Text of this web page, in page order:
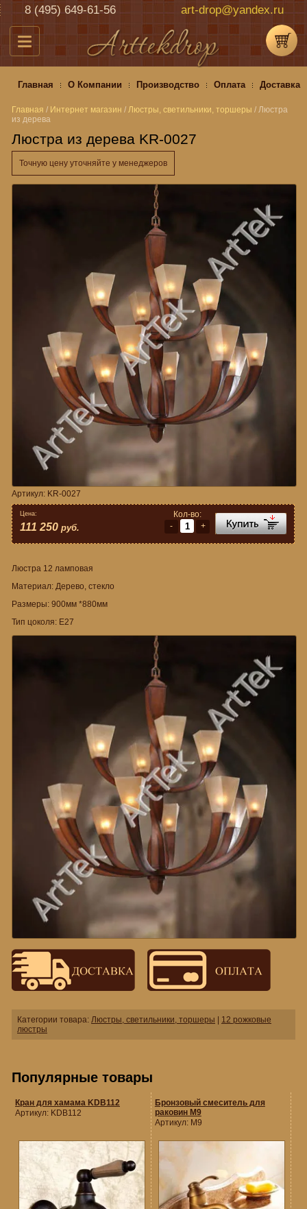
8 (495) 649-61-56 art-drop@yandex.ru
Главная О Компании Производство Оплата Доставка
Главная / Интернет магазин / Люстры, светильники, торшеры / Люстра
из дерева
Люстра из дерева KR-0027
Точную цену уточняйте у менеджеров
Артикул: KR-0027
Кол-во:
-
+
Цена:
111 250 руб.
Люстра 12 ламповая
Материал: Дерево, стекло
Размеры: 900мм *880мм
Тип цоколя: Е27
Категории товара: Люстры, светильники, торшеры | 12 рожковые
люстры
Популярные товары
Кран для хамама KDB112
Артикул: KDB112
Бронзовый смеситель для
раковин M9
Артикул: M9